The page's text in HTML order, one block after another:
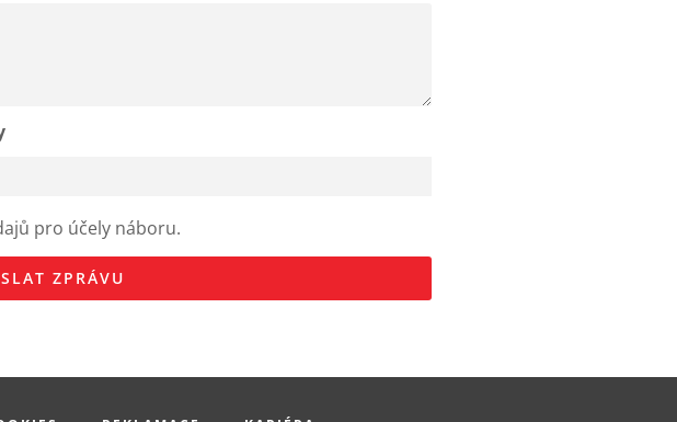
pro účely náboru.
ZPRÁVU